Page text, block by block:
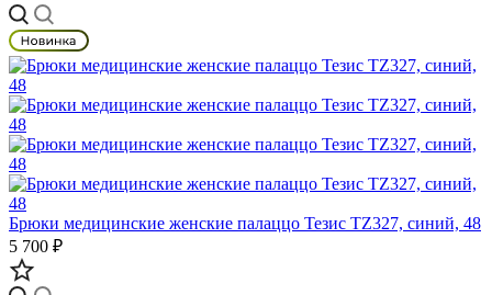
Брюки медицинские женские палаццо Тезис TZ327, синий, 48
5 700 ₽